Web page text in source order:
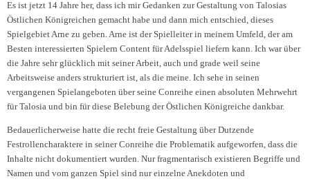
Es ist jetzt 14 Jahre her, dass ich mir Gedanken zur Gestaltung von Talosias
Östlichen Königreichen gemacht habe und dann mich entschied, dieses
Spielgebiet Arne zu geben. Arne ist der Spielleiter in meinem Umfeld, der am
Besten interessierten Spielern Content für Adelsspiel liefern kann. Ich war über
die Jahre sehr glücklich mit seiner Arbeit, auch und grade weil seine
Arbeitsweise anders strukturiert ist, als die meine. Ich sehe in seinen
vergangenen Spielangeboten über seine Conreihe einen absoluten Mehrwehrt
für Talosia und bin für diese Belebung der Östlichen Königreiche dankbar.
Bedauerlicherweise hatte die recht freie Gestaltung über Dutzende
Festrollencharaktere in seiner Conreihe die Problematik aufgeworfen, dass die
Inhalte nicht dokumentiert wurden. Nur fragmentarisch existieren Begriffe und
Namen und vom ganzen Spiel sind nur einzelne Anekdoten und